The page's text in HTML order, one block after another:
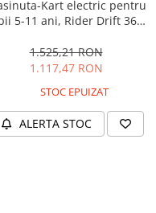
Kart electric pentru
5-11 ani, Rider Drift 360,
1.525,21 RON
1.117,47 RON
STOC EPUIZAT
ALERTA STOC